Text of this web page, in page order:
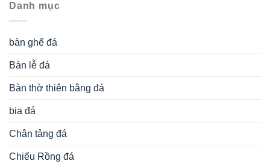
Danh mục
bàn ghế đá
Bàn lễ đá
Bàn thờ thiên bằng đá
bia đá
Chân tảng đá
Chiếu Rồng đá